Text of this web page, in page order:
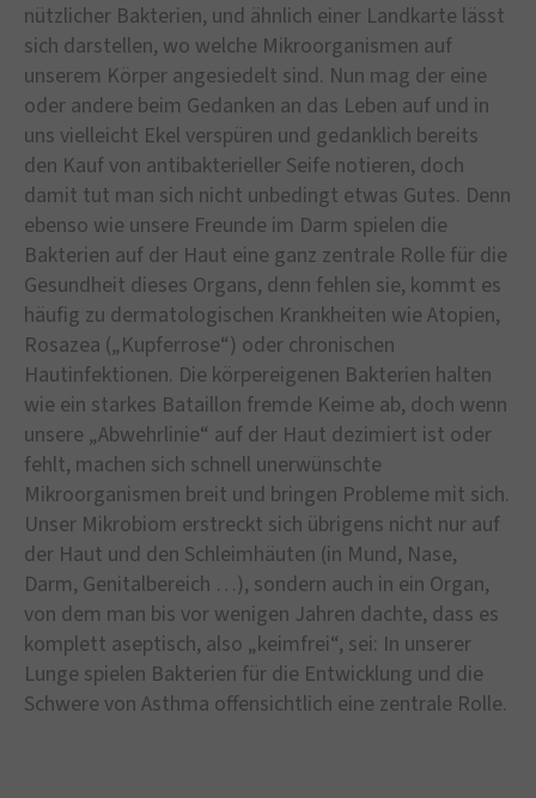
nützlicher Bakterien, und ähnlich einer Landkarte lässt
sich darstellen, wo welche Mikroorganismen auf
unserem Körper angesiedelt sind. Nun mag der eine
oder andere beim Gedanken an das Leben auf und in
uns vielleicht Ekel verspüren und gedanklich bereits
den Kauf von antibakterieller Seife notieren, doch
damit tut man sich nicht unbedingt etwas Gutes. Denn
ebenso wie unsere Freunde im Darm spielen die
Bakterien auf der Haut eine ganz zentrale Rolle für die
Gesundheit dieses Organs, denn fehlen sie, kommt es
häufig zu dermatologischen Krankheiten wie Atopien,
Rosazea („Kupferrose“) oder chronischen
Hautinfektionen. Die körpereigenen Bakterien halten
wie ein starkes Bataillon fremde Keime ab, doch wenn
unsere „Abwehrlinie“ auf der Haut dezimiert ist oder
fehlt, machen sich schnell unerwünschte
Mikroorganismen breit und bringen Probleme mit sich.
Unser Mikrobiom erstreckt sich übrigens nicht nur auf
der Haut und den Schleimhäuten (in Mund, Nase,
Darm, Genitalbereich …), sondern auch in ein Organ,
von dem man bis vor wenigen Jahren dachte, dass es
komplett aseptisch, also „keimfrei“, sei: In unserer
Lunge spielen Bakterien für die Entwicklung und die
Schwere von Asthma offensichtlich eine zentrale Rolle.